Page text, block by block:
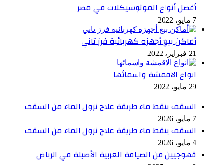
أفضل أنواع الموتوسيكلات في مصر
7 مايو، 2022
أماكن بيع أجهزه كهربائية فرز تاني
21 فبراير، 2022
انواع الاقمشة واسمائها
29 مايو، 2022
السقف ينقط ماء طريقة علاج نزول الماء من السقف
7 مايو، 2026
السقف ينقط ماء طريقة علاج نزول الماء من السقف
4 مايو، 2026
قهوجيين فن الضيافة العربية الأصيلة في الرياض